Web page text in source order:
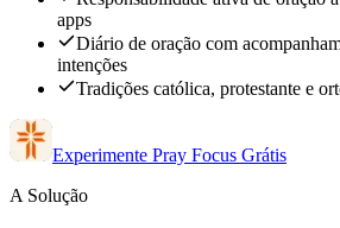
apps
Diário de oração com
intenções
Tradições católica, protestante e
Experimente Pray Focus Grátis
A Solução